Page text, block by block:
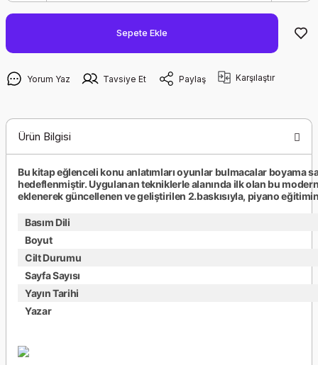
Sepete Ekle
Yorum Yaz Tavsiye Et Paylaş Karşılaştır
Ürün Bilgisi
Bu kitap eğlenceli konu anlatımları oyunlar bulmacalar boyama
hedeflenmiştir. Uygulanan tekniklerle alanında ilk olan bu
eklenerek güncellenen ve geliştirilen 2.baskısıyla, piyano
Basım Dili
Boyut
Cilt Durumu
Sayfa Sayısı
Yayın Tarihi
Yazar